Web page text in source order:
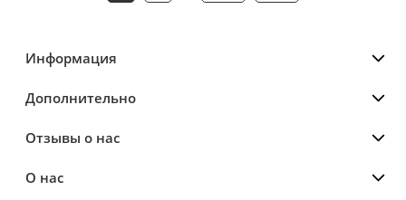
Информация
Дополнительно
Отзывы о нас
О нас